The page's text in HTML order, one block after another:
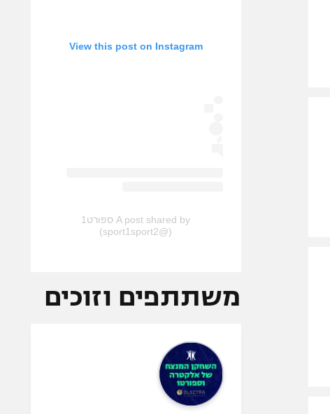
View this post on Instagram
A post shared by ספורט1
(@sport1sport2)
משתתפים וזוכים